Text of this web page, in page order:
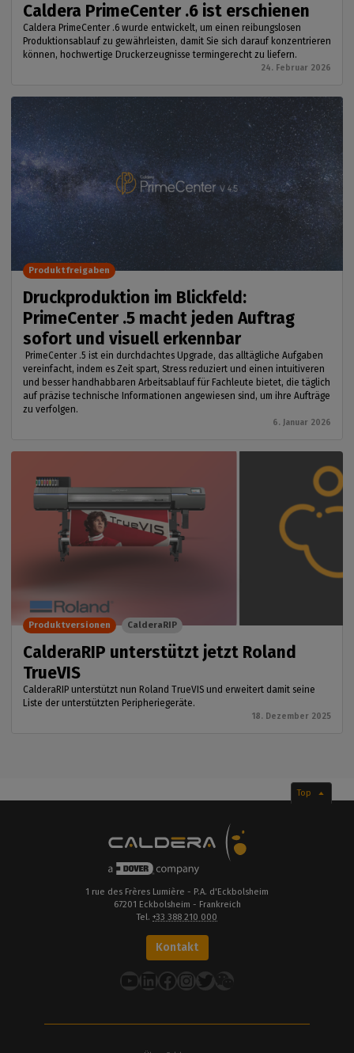
Caldera PrimeCenter .6 ist erschienen
Caldera PrimeCenter .6 wurde entwickelt, um einen reibungslosen
Produktionsablauf zu gewährleisten, damit Sie sich darauf konzentrieren
können, hochwertige Druckerzeugnisse termingerecht zu liefern.
24. Februar 2026
Druckproduktion im Blickfeld:
PrimeCenter .5 macht jeden Auftrag
sofort und visuell erkennbar
PrimeCenter .5 ist ein durchdachtes Upgrade, das alltägliche Aufgaben
vereinfacht, indem es Zeit spart, Stress reduziert und einen intuitiveren
und besser handhabbaren Arbeitsablauf für Fachleute bietet, die täglich
auf präzise technische Informationen angewiesen sind, um ihre Aufträge
zu verfolgen.
6. Januar 2026
Produktfreigaben
CalderaRIP unterstützt jetzt Roland
TrueVIS
CalderaRIP unterstützt nun Roland TrueVIS und erweitert damit seine
Liste der unterstützten Peripheriegeräte.
18. Dezember 2025
Produktversionen CalderaRIP
Top
1 rue des Frères Lumière - P.A. d'Eckbolsheim
67201 Eckbolsheim - Frankreich
Tel. +33 388 210 000
Kontakt
YouTube
LinkedIn
Facebook
Instagram
Twitter